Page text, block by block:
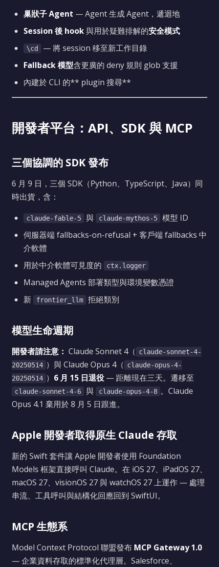
巢狀子 Agent — Agent 生成 Agent，遞迴地
Session 後 hook與用於疑難排解的安全模式
\cd
— 將 session 移至新工作目錄
Fallback 模型含更廣的 deny 規則 glob 支援
內建於 CLI 的** plugin 搜尋**
開發者平台：API、SDK 與 MCP
三個協調的 SDK 發布
6 月 9 日，三個 SDK（Python、TypeScript、Java）同
時出貨，含：
claude-fable-5 與 claude-mythos-5
模型 ID
伺服器端 fallbacks-on-refusal + 客戶端 fallbacks 中
介軟體
用於中介軟體可見度的
ctx.logger
Managed Agents 部署類型與環境變數憑證
新
frontier_llm 拒絕類別
模型生命週期
開發者請注意： Claude Sonnet 4（ claude-sonnet-4-
20250514 ）與 Claude Opus 4（ claude-opus-4-
20250514 ） 6 月 15 日退役 — 距離現在三天。遷移至
claude-sonnet-4-6 與 claude-opus-4-8 。Claude
Opus 4.1 棄用於 8 月 5 日跟進。
Apple 開發者取得原生 Claude 存取
新的 Swift 套件讓 Apple 開發者使用 Foundation
Models 框架直接呼叫 Claude。在 iOS 27、iPadOS 27、
macOS 27、visionOS 27 與 watchOS 27 上運作 — 處理
串流、工具呼叫與結構化回應回到 SwiftUI。
MCP 生態系
Model Context Protocol 聯盟發布 MCP Gateway 1.0
— 企業資料存取的標準化代理層。Salesforce、